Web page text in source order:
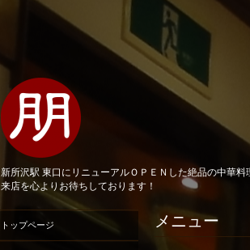
新所沢駅 東口にリニューアルＯＰＥＮした絶品の中華
来店を心よりお待ちしております！
メニュー
トップページ